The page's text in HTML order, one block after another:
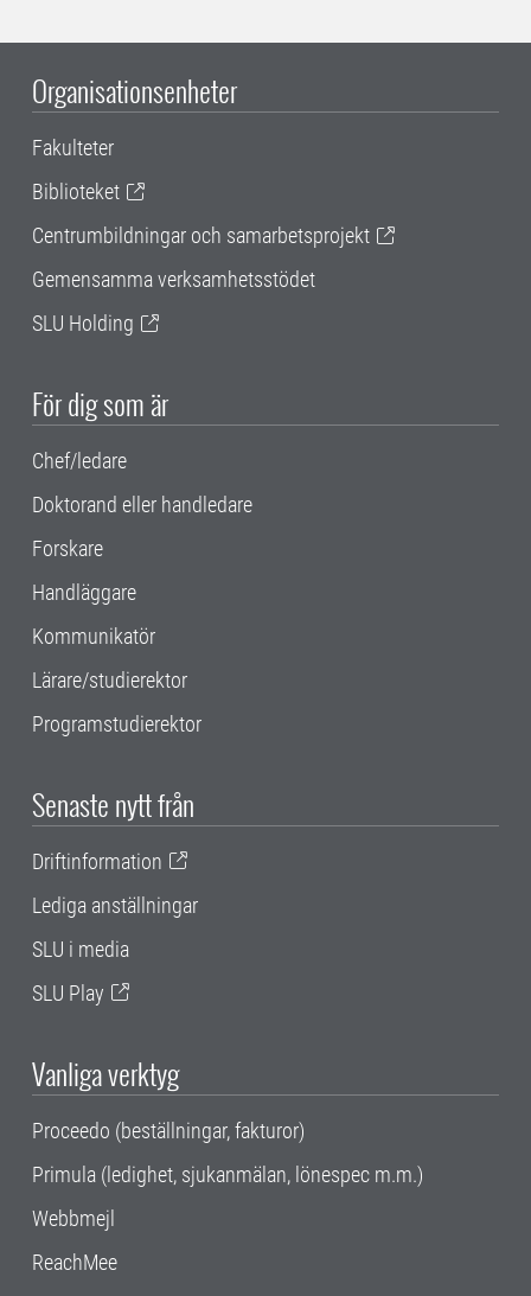
Organisationsenheter
Fakulteter
Biblioteket
Centrumbildningar och samarbetsprojekt
Gemensamma verksamhetsstödet
SLU Holding
För dig som är
Chef/ledare
Doktorand eller handledare
Forskare
Handläggare
Kommunikatör
Lärare/studierektor
Programstudierektor
Senaste nytt från
Driftinformation
Lediga anställningar
SLU i media
SLU Play
Vanliga verktyg
Proceedo (beställningar, fakturor)
Primula (ledighet, sjukanmälan, lönespec m.m.)
Webbmejl
ReachMee